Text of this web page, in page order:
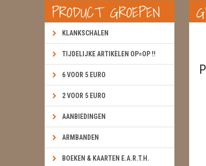
PRODUCT GROEPEN
KLANKSCHALEN
TIJDELIJKE ARTIKELEN OP=OP !!
6 VOOR 5 EURO
2 VOOR 5 EURO
AANBIEDINGEN
ARMBANDEN
BOEKEN & KAARTEN E.A.R.T.H.